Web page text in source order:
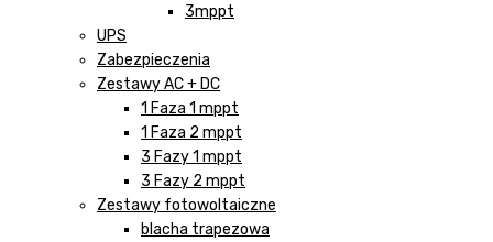
3mppt
UPS
Zabezpieczenia
Zestawy AC + DC
1 Faza 1 mppt
1 Faza 2 mppt
3 Fazy 1 mppt
3 Fazy 2 mppt
Zestawy fotowoltaiczne
blacha trapezowa